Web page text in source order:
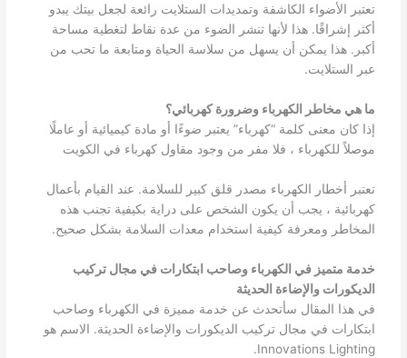
تعتبر الأضواء الكاشفة وتمديدات الستلايت رائعة لجعل بيتك يبدو
أكثر إشراقًا. هذا لأنها تنشر الضوء من عدة نقاط لتغطية مساحة
أكبر. هذا يمكن أن يسهل من سلاسة الحياة ومتابعة ما تحب من
عبر الستلايت.
ما هي مخاطر الكهرباء وضرورة كهربائي؟
إذا كان معنى كلمة “كهرباء” يعتبر ضوءًا أو مادة كيميائية أو عاملًا
موصلاً للكهرباء ، فلا مفر من وجود مقاول كهرباء في الكويت
تعتبر أخطار الكهرباء مصدر قلق كبير للسلامة. عند القيام بأعمال
كهربائية ، يجب أن يكون الشخص على دراية بكيفية تجنب هذه
المخاطر ومعرفة كيفية استخدام معدات السلامة بشكل صحيح.
خدمة متميز في الكهرباء وصاحب ابتكارات في مجال تركيب
الديكورات والإضاءة الحديثة
في هذا المقال سأتحدث عن خدمة مميزة في الكهرباء وصاحب
ابتكارات في مجال تركيب الديكورات والإضاءة الحديثة. الاسم هو
Innovations Lighting.